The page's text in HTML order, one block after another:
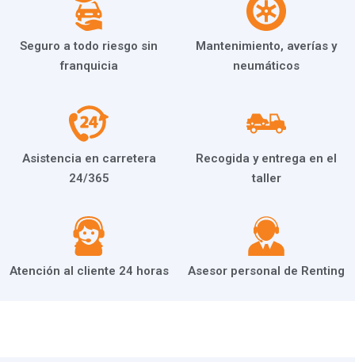
Seguro a todo riesgo sin
franquicia
Mantenimiento, averías y
neumáticos
Asistencia en carretera
24/365
Recogida y entrega en el
taller
Atención al cliente 24 horas Asesor personal de Renting